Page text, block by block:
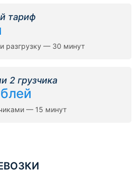
тариф
разгрузку — 30 минут
2 грузчика
— 15 минут